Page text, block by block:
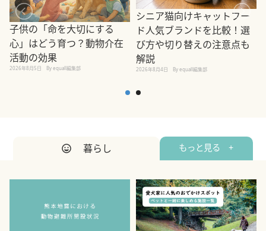
子供の「命を大切にする
心」はどう育つ？動物介在
活動の効果
2026年8月5日 By equall編集部
シニア猫向けキャットフー
ド人気ブランドを比較！選
び方や切り替えの注意点も
解説
2026年8月4日 By equall編集部
暮らし もっと見る +